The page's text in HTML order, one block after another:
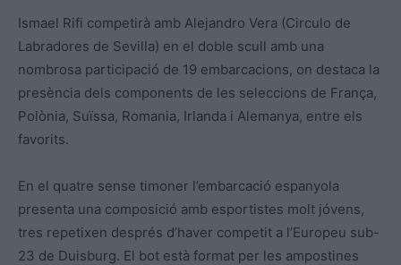
Ismael Rifi competirà amb Alejandro Vera (Circulo de
Labradores de Sevilla) en el doble scull amb una
nombrosa participació de 19 embarcacions, on destaca la
presència dels components de les seleccions de França,
Polònia, Suïssa, Romania, Irlanda i Alemanya, entre els
favorits.
En el quatre sense timoner l’embarcació espanyola
presenta una composició amb esportistes molt jóvens,
tres repetixen després d’haver competit a l’Europeu sub-
23 de Duisburg. El bot està format per les ampostines